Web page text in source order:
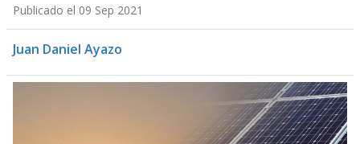
Publicado el 09 Sep 2021
Juan Daniel Ayazo